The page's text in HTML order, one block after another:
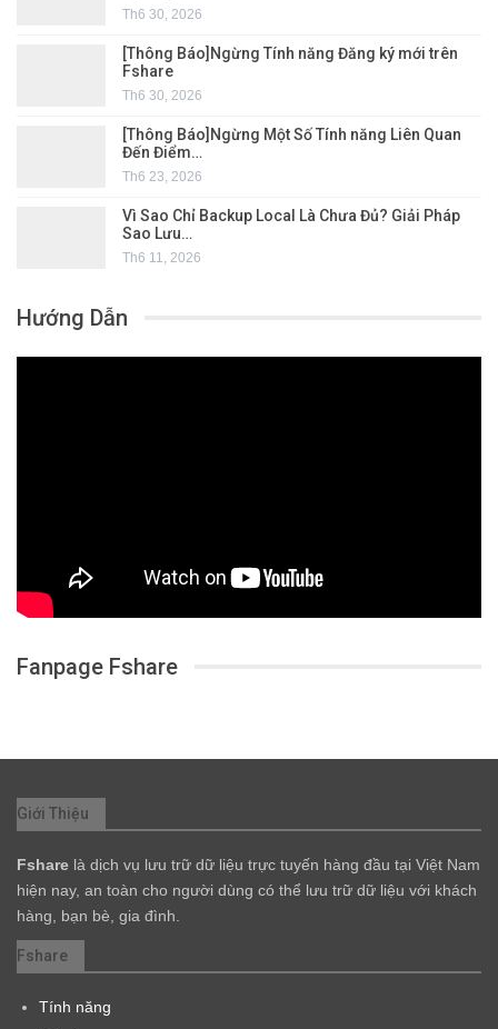
Th6 30, 2026
[Thông Báo]Ngừng Tính năng Đăng ký mới trên
Fshare
Th6 30, 2026
[Thông Báo]Ngừng Một Số Tính năng Liên Quan
Đến Điểm…
Th6 23, 2026
Vì Sao Chỉ Backup Local Là Chưa Đủ? Giải Pháp
Sao Lưu…
Th6 11, 2026
Hướng Dẫn
Fanpage Fshare
Giới Thiệu
Fshare là dịch vụ lưu trữ dữ liệu trực tuyến hàng đầu tại Việt Nam
hiện nay, an toàn cho người dùng có thể lưu trữ dữ liệu với khách
hàng, bạn bè, gia đình.
Fshare
Tính năng